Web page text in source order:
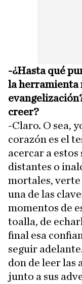
-¿Hasta qué
la herramienta
creer?
-Claro. O sea,
corazón es el
acercar a
distantes o
mortales, verte
una de las
momentos de
toalla, de
final esa
seguir
don de leer las
junto a sus